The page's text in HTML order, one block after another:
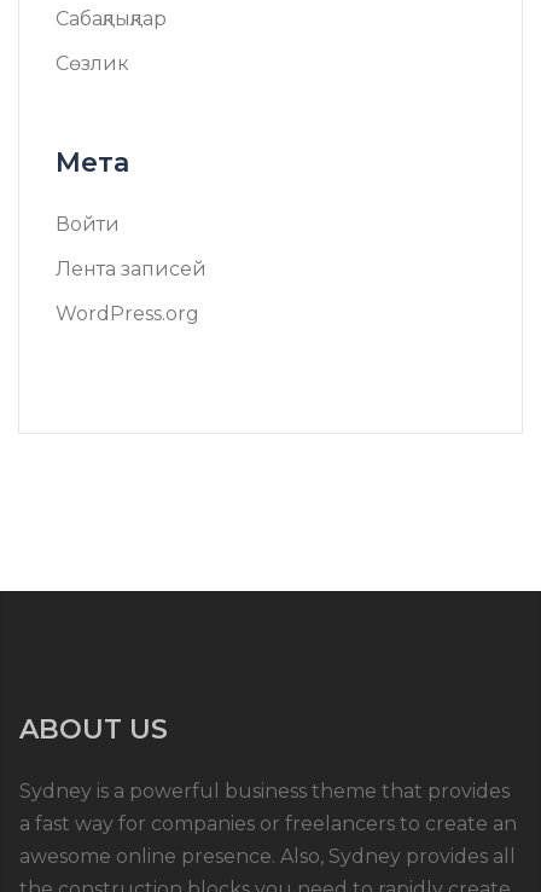
Сабақлықлар
Сөзлик
Мета
Войти
Лента записей
WordPress.org
ABOUT US
Sydney is a powerful business theme that provides
a fast way for companies or freelancers to create an
awesome online presence. Also, Sydney provides all